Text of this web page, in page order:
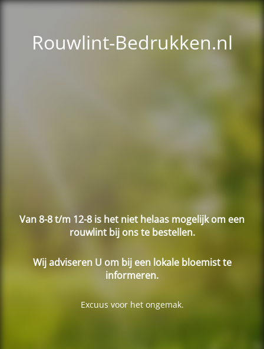
Rouwlint-Bedrukken.nl
Van 8-8 t/m 12-8 is het niet helaas mogelijk om een
rouwlint bij ons te bestellen.
Wij adviseren U om bij een lokale bloemist te
informeren.
Excuus voor het ongemak.